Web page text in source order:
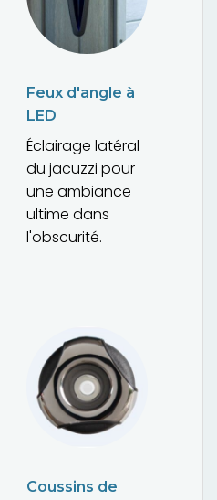
Feux d'angle à
LED
Éclairage latéral
du jacuzzi pour
une ambiance
ultime dans
l'obscurité.
Coussins de